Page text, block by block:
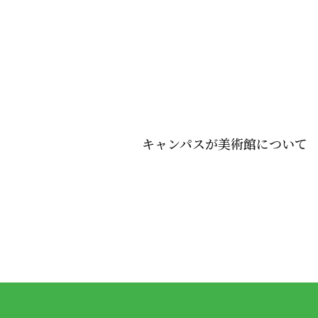
キャンパスが美術館について